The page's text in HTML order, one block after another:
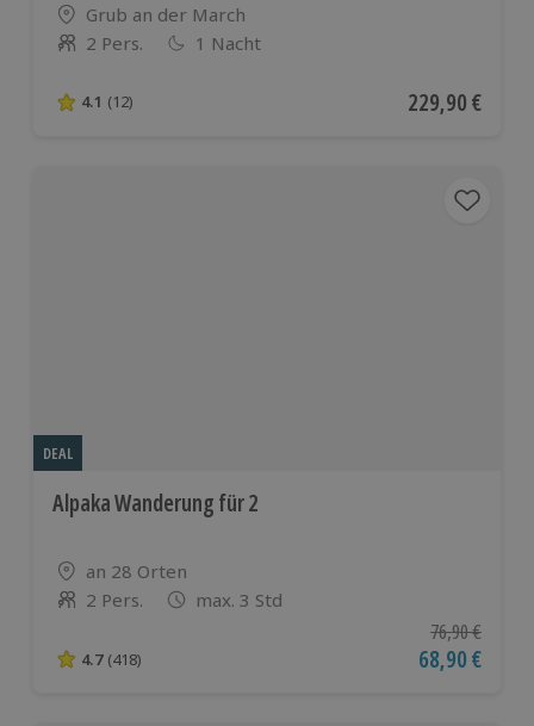
Standort
Grub an der March
Anzahl der Teilnehmer
2 Pers. 1 Nacht
4.1 von 5 Sternen basierend auf 12 Bewertungen
4.1 (12) Aktueller Preis
229,90 €
DEAL
Alpaka Wanderung für 2
Standort
an 28 Orten
Anzahl der Teilnehmer
2 Pers. max. 3 Std
4.7 von 5 Sternen basierend auf 418 Bewertungen
4.7 (418)
76,90 €
Aktueller
68,90 €